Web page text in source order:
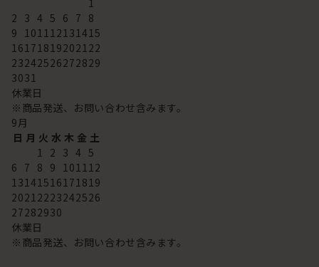
1
2 3 4 5 6 7 8
9 101112131415
16171819202122
23242526272829
3031
休業日
※商品発送、お問い合わせ含みます。
9月
日 月 火 水 木 金 土
1 2 3 4 5
6 7 8 9 101112
13141516171819
20212223242526
27282930
休業日
※商品発送、お問い合わせ含みます。